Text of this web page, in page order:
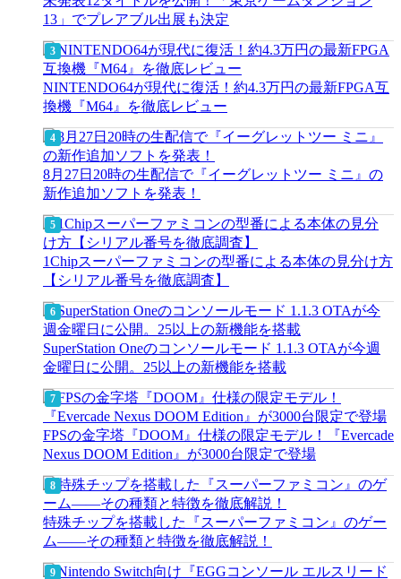
13」でプレアブル出展も決定
NINTENDO64が現代に復活！約4.3万円の最新FPGA互
換機『M64』を徹底レビュー
8月27日20時の生配信で『イーグレットツー ミニ』の
新作追加ソフトを発表！
1Chipスーパーファミコンの型番による本体の見分け方
【シリアル番号を徹底調査】
SuperStation Oneのコンソールモード 1.1.3 OTAが今週
金曜日に公開。25以上の新機能を搭載
FPSの金字塔『DOOM』仕様の限定モデル！『Evercade
Nexus DOOM Edition』が3000台限定で登場
特殊チップを搭載した『スーパーファミコン』のゲー
ム――その種類と特徴を徹底解説！